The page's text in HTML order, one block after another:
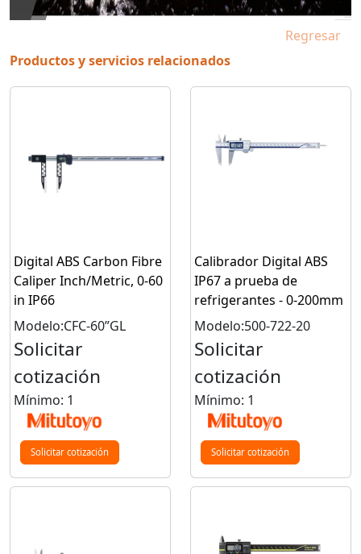
Regresar
Productos y servicios relacionados
Digital ABS Carbon Fibre
Caliper Inch/Metric, 0-60
in IP66
Modelo:CFC-60”GL
Solicitar
cotización
Mínimo: 1
Solicitar cotización
Calibrador Digital ABS
IP67 a prueba de
refrigerantes - 0-200mm
Modelo:500-722-20
Solicitar
cotización
Mínimo: 1
Solicitar cotización